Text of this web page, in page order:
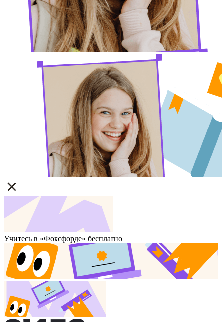
Учитесь в «Фоксфорде» бесплатно